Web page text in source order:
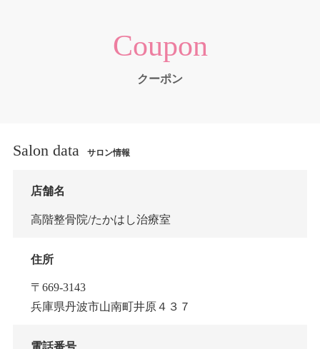
Coupon
クーポン
Salon data サロン情報
店舗名
高階整骨院/たかはし治療室
住所
〒669-3143
兵庫県丹波市山南町井原４３７
電話番号